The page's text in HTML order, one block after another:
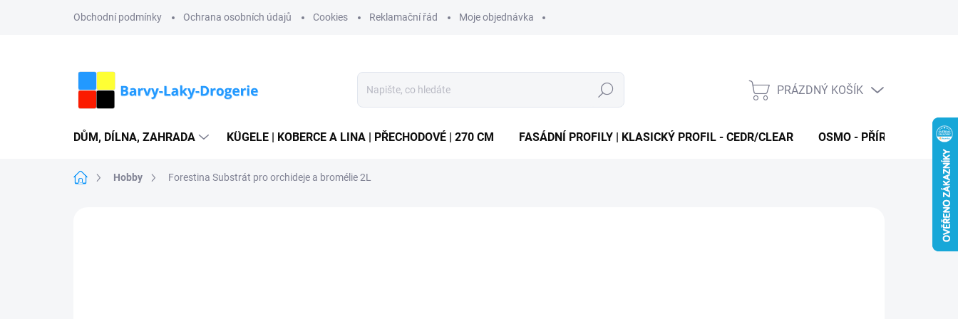
Obchodní podmínky Ochrana osobních údajů Cookies Reklamační řád Moje objednávka
Hledat
NÁKUPNÍ
PRÁZDNÝ KOŠÍK
DŮM, DÍLNA, ZAHRADA KÜGELE | KOBERCE A LINA | PŘECHODOVÉ | 270 CM FASÁDNÍ PROFILY | KLASICKÝ PROFIL - CEDR/CLEAR OSMO - PŘÍRODNÍ OLEJE
Domů Hobby Forestina Substrát pro orchideje a bromélie 2L